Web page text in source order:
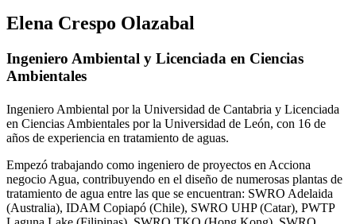
Elena Crespo Olazabal
Ingeniero Ambiental y Licenciada en Ciencias
Ambientales
Ingeniero Ambiental por la Universidad de Cantabria y Licenciada
en Ciencias Ambientales por la Universidad de León, con 16 de
años de experiencia en tratamiento de aguas.
Empezó trabajando como ingeniero de proyectos en Acciona
negocio Agua, contribuyendo en el diseño de numerosas plantas de
tratamiento de agua entre las que se encuentran: SWRO Adelaida
(Australia), IDAM Copiapó (Chile), SWRO UHP (Catar), PWTP